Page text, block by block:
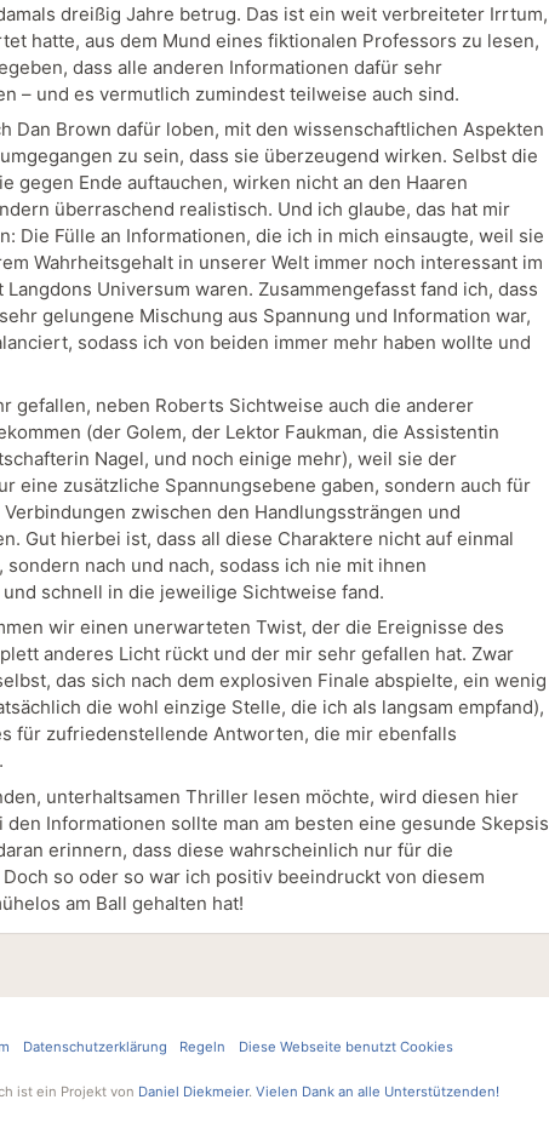
dreißig Jahre betrug. Das ist ein weit verbreiteter Irrtum,
hatte, aus dem Mund eines fiktionalen Professors zu lesen,
dass alle anderen Informationen dafür sehr
– und es vermutlich zumindest teilweise auch sind.
Dan Brown dafür loben, mit den wissenschaftlichen Aspekten
zu sein, dass sie überzeugend wirken. Selbst die
gegen Ende auftauchen, wirken nicht an den Haaren
überraschend realistisch. Und ich glaube, das hat mir
Die Fülle an Informationen, die ich in mich einsaugte, weil sie
Wahrheitsgehalt in unserer Welt immer noch interessant im
Langdons Universum waren. Zusammengefasst fand ich, dass
gelungene Mischung aus Spannung und Information war,
sodass ich von beiden immer mehr haben wollte und
gefallen, neben Roberts Sichtweise auch die anderer
(der Golem, der Lektor Faukman, die Assistentin
Nagel, und noch einige mehr), weil sie der
eine zusätzliche Spannungsebene gaben, sondern auch für
zwischen den Handlungssträngen und
Gut hierbei ist, dass all diese Charaktere nicht auf einmal
nach und nach, sodass ich nie mit ihnen
schnell in die jeweilige Sichtweise fand.
wir einen unerwarteten Twist, der die Ereignisse des
anderes Licht rückt und der mir sehr gefallen hat. Zwar
das sich nach dem explosiven Finale abspielte, ein wenig
die wohl einzige Stelle, die ich als langsam empfand),
für zufriedenstellende Antworten, die mir ebenfalls
unterhaltsamen Thriller lesen möchte, wird diesen hier
den Informationen sollte man am besten eine gesunde Skepsis
erinnern, dass diese wahrscheinlich nur für die
so oder so war ich positiv beeindruckt von diesem
am Ball gehalten hat!
Datenschutzerklärung Regeln Diese Webseite benutzt Cookies
ist ein Projekt von Daniel Diekmeier. Vielen Dank an alle Unterstützenden!